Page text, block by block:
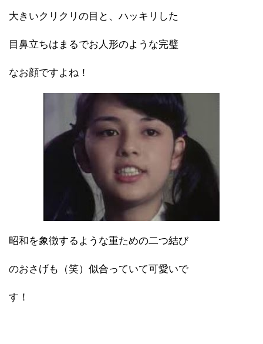
大きいクリクリの目と、ハッキリした
目鼻立ちはまるでお人形のような完璧
なお顔ですよね！
昭和を象徴するような重ための二つ結び
のおさげも（笑）似合っていて可愛いで
す！